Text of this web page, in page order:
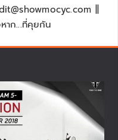
||
าก...ที่คุยกัน